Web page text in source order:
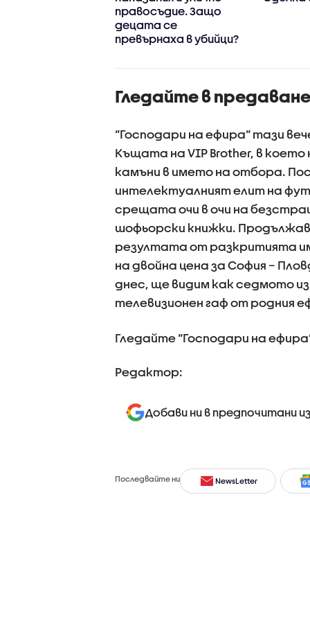
правосъдие. Защо
децата се
превърнаха в убийци?
Гледайте в
“Господари на ефира“ тази
Къщата на VIP Brother, в
камъни в името на отбора.
интелектуалният елит на
срещата очи в очи на
шофьорски книжки.
резултата от разкритията
на двойна цена за София –
днес, ще видим как седмото
телевизионен гаф от родния
Гледайте “Господари на
Редактор:
Добави ни в предпочитани
Последвайте ни NewsLetter